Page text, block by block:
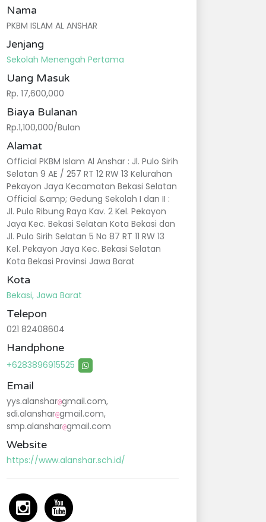
Nama
PKBM ISLAM AL ANSHAR
Jenjang
Sekolah Menengah Pertama
Uang Masuk
Rp. 17,600,000
Biaya Bulanan
Rp.1,100,000/Bulan
Alamat
Official PKBM Islam Al Anshar : Jl. Pulo Sirih
Selatan 9 AE / 257 RT 12 RW 13 Kelurahan
Pekayon Jaya Kecamatan Bekasi Selatan
Official &amp; Gedung Sekolah I dan II :
Jl. Pulo Ribung Raya Kav. 2 Kel. Pekayon
Jaya Kec. Bekasi Selatan Kota Bekasi dan
Jl. Pulo Sirih Selatan 5 No 87 RT 11 RW 13
Kel. Pekayon Jaya Kec. Bekasi Selatan
Kota Bekasi Provinsi Jawa Barat
Kota
Bekasi, Jawa Barat
Telepon
021 82408604
Handphone
+6283896915525
Email
yys.alanshar@gmail.com,
sdi.alanshar@gmail.com,
smp.alanshar@gmail.com
Website
https://www.alanshar.sch.id/